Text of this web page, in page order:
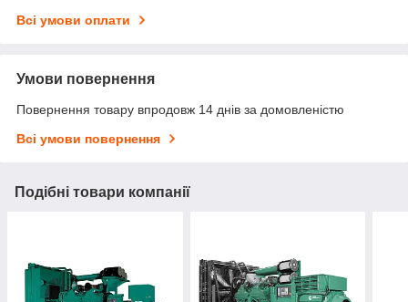
Всі умови оплати
Умови повернення
Повернення товару впродовж 14 днів за домовленістю
Всі умови повернення
Подібні товари компанії